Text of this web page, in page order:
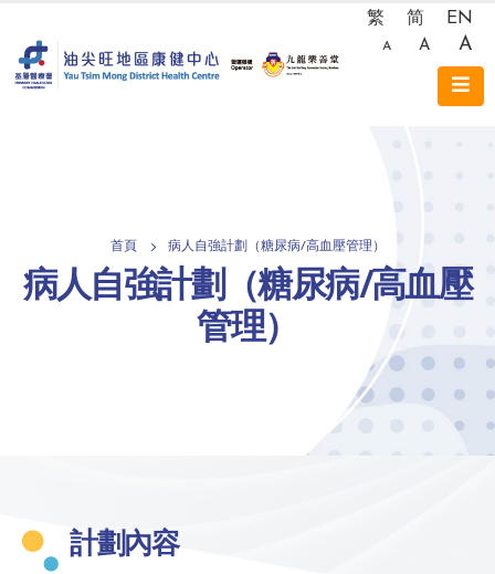
繁 简 EN
A A A
首頁 病人自強計劃（糖尿病/高血壓管理）
病人自強計劃（糖尿病/高血壓
管理）
計劃內容